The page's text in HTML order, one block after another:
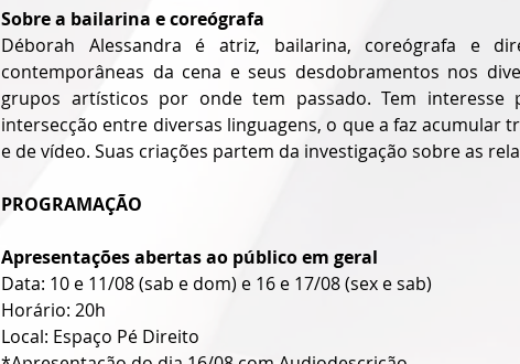
Sobre a bailarina e coreógrafa
Déborah Alessandra é atriz, bailarina, coreógrafa e
contemporâneas da cena e seus desdobramentos nos
grupos artísticos por onde tem passado. Tem interesse
intersecção entre diversas linguagens, o que a faz acumular
e de vídeo. Suas criações partem da investigação sobre as
PROGRAMAÇÃO
Apresentações abertas ao público em geral
Data: 10 e 11/08 (sab e dom) e 16 e 17/08 (sex e sab)
Horário: 20h
Local: Espaço Pé Direito